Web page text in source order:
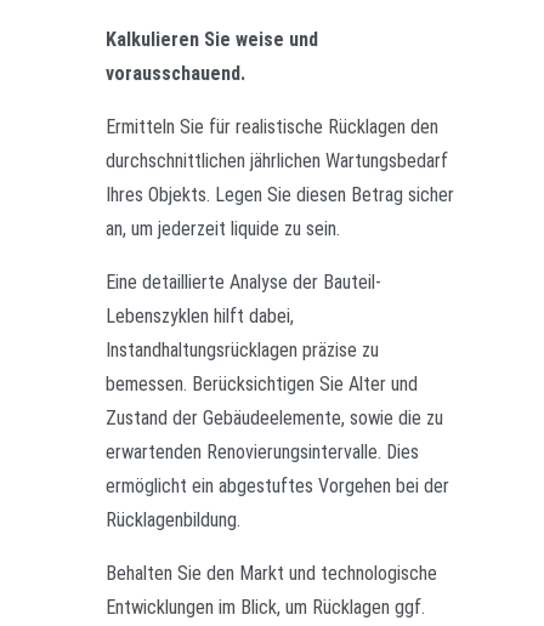
Kalkulieren Sie weise und
vorausschauend.
Ermitteln Sie für realistische Rücklagen den
durchschnittlichen jährlichen Wartungsbedarf
Ihres Objekts. Legen Sie diesen Betrag sicher
an, um jederzeit liquide zu sein.
Eine detaillierte Analyse der Bauteil-
Lebenszyklen hilft dabei,
Instandhaltungsrücklagen präzise zu
bemessen. Berücksichtigen Sie Alter und
Zustand der Gebäudeelemente, sowie die zu
erwartenden Renovierungsintervalle. Dies
ermöglicht ein abgestuftes Vorgehen bei der
Rücklagenbildung.
Behalten Sie den Markt und technologische
Entwicklungen im Blick, um Rücklagen ggf.